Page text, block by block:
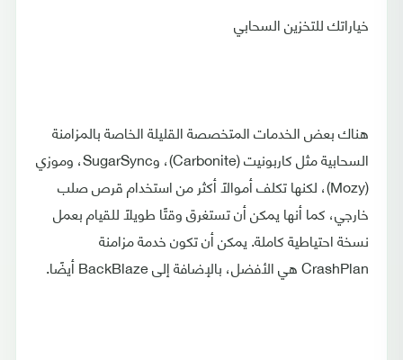
خياراتك للتخزين السحابي
هناك بعض الخدمات المتخصصة القليلة الخاصة بالمزامنة
السحابية مثل كاربونيت (Carbonite)، وSugarSync، وموزي
(Mozy)، لكنها تكلف أموالًا أكثر من استخدام قرص صلب
خارجي، كما أنها يمكن أن تستغرق وقتًا طويلًا للقيام بعمل
نسخة احتياطية كاملة. يمكن أن تكون خدمة مزامنة
CrashPlan هي الأفضل، بالإضافة إلى BackBlaze أيضًا.